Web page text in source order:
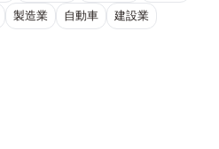
製造業 自動車 建設業